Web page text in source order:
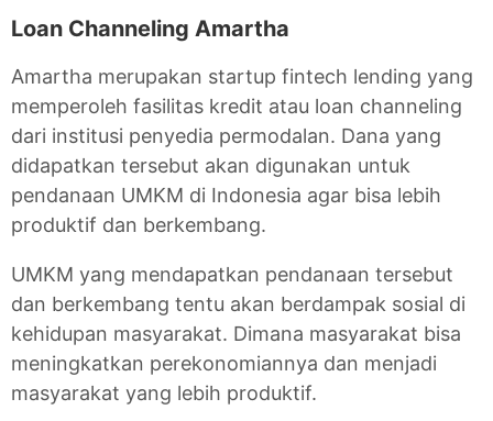
Loan Channeling Amartha
Amartha merupakan startup fintech lending yang
memperoleh fasilitas kredit atau loan channeling
dari institusi penyedia permodalan. Dana yang
didapatkan tersebut akan digunakan untuk
pendanaan UMKM di Indonesia agar bisa lebih
produktif dan berkembang.
UMKM yang mendapatkan pendanaan tersebut
dan berkembang tentu akan berdampak sosial di
kehidupan masyarakat. Dimana masyarakat bisa
meningkatkan perekonomiannya dan menjadi
masyarakat yang lebih produktif.